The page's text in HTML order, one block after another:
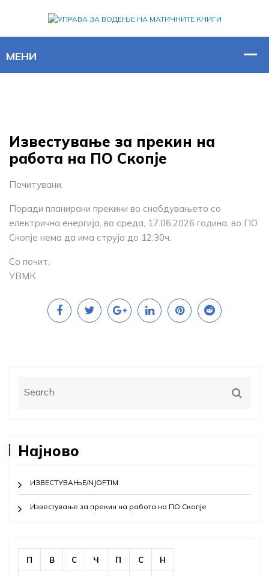
Известување за прекин на
работа на ПО Скопје
Почитувани,
Поради планирани прекини во снабдувањето со
електрична енергија, во среда, 17.06.2026 година, во ПО
Скопје нема да има струја до 12:30ч.
Со почит,
УВМК
Најново
ИЗВЕСТУВАЊЕ/NJOFTIM
Известување за прекин на работа на ПО Скопје
П В С Ч П С Н